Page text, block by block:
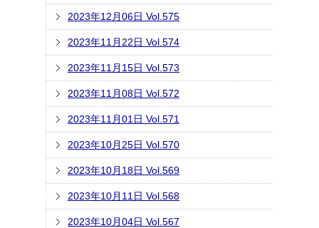
2023年12月06日 Vol.575
2023年11月22日 Vol.574
2023年11月15日 Vol.573
2023年11月08日 Vol.572
2023年11月01日 Vol.571
2023年10月25日 Vol.570
2023年10月18日 Vol.569
2023年10月11日 Vol.568
2023年10月04日 Vol.567